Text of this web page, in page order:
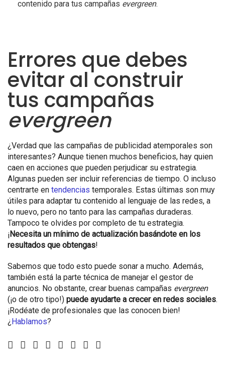
contenido para tus campañas evergreen.
Errores que debes
evitar al construir
tus campañas
evergreen
¿Verdad que las campañas de publicidad atemporales son
interesantes? Aunque tienen muchos beneficios, hay quien
caen en acciones que pueden perjudicar su estrategia.
Algunas pueden ser incluir referencias de tiempo. O incluso
centrarte en tendencias temporales. Estas últimas son muy
útiles para adaptar tu contenido al lenguaje de las redes, a
lo nuevo, pero no tanto para las campañas duraderas.
Tampoco te olvides por completo de tu estrategia.
¡Necesita un mínimo de actualización basándote en los
resultados que obtengas!
Sabemos que todo esto puede sonar a mucho. Además,
también está la parte técnica de manejar el gestor de
anuncios. No obstante, crear buenas campañas evergreen
(¡o de otro tipo!) puede ayudarte a crecer en redes sociales.
¡Rodéate de profesionales que las conocen bien!
¿ Hablamos?